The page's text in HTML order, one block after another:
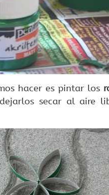
hacer es pintar los
secar al aire